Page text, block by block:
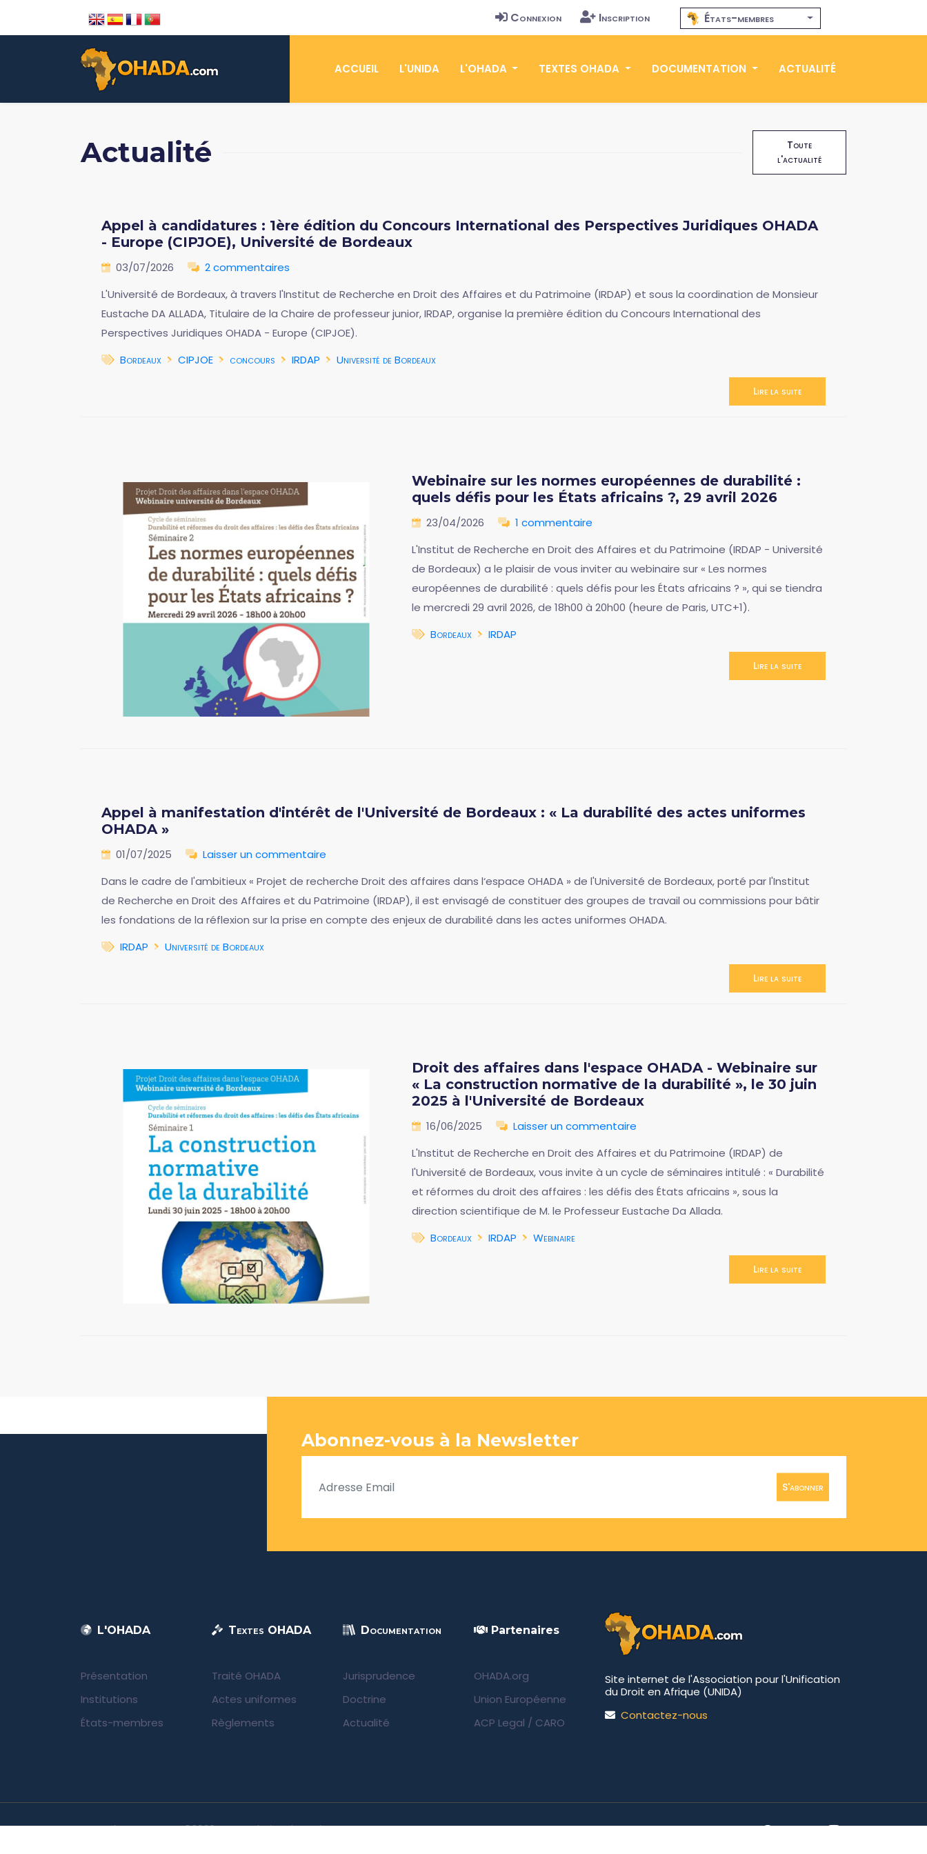
Connexion Inscription États-membres
ACCUEIL L'UNIDA L'OHADA TEXTES OHADA DOCUMENTATION ACTUALITÉ
Actualité
Toute
l'actualité
Appel à candidatures : 1ère édition du Concours International des Perspectives Juridiques OHADA
- Europe (CIPJOE), Université de Bordeaux
03/07/2026
2 commentaires
L'Université de Bordeaux, à travers l'Institut de Recherche en Droit des Affaires et du Patrimoine (IRDAP) et sous la coordination de Monsieur
Eustache DA ALLADA, Titulaire de la Chaire de professeur junior, IRDAP, organise la première édition du Concours International des
Perspectives Juridiques OHADA - Europe (CIPJOE).
Bordeaux
CIPJOE concours IRDAP Université de Bordeaux
Lire la suite
Webinaire sur les normes européennes de durabilité :
quels défis pour les États africains ?, 29 avril 2026
23/04/2026
1 commentaire
L'Institut de Recherche en Droit des Affaires et du Patrimoine (IRDAP - Université
de Bordeaux) a le plaisir de vous inviter au webinaire sur « Les normes
européennes de durabilité : quels défis pour les États africains ? », qui se tiendra
le mercredi 29 avril 2026, de 18h00 à 20h00 (heure de Paris, UTC+1).
Bordeaux
IRDAP
Lire la suite
Appel à manifestation d'intérêt de l'Université de Bordeaux : « La durabilité des actes uniformes
OHADA »
01/07/2025
Laisser un commentaire
Dans le cadre de l'ambitieux « Projet de recherche Droit des affaires dans l‘espace OHADA » de l'Université de Bordeaux, porté par l'Institut
de Recherche en Droit des Affaires et du Patrimoine (IRDAP), il est envisagé de constituer des groupes de travail ou commissions pour bâtir
les fondations de la réflexion sur la prise en compte des enjeux de durabilité dans les actes uniformes OHADA.
IRDAP
Université de Bordeaux
Lire la suite
Droit des affaires dans l'espace OHADA - Webinaire sur
« La construction normative de la durabilité », le 30 juin
2025 à l'Université de Bordeaux
16/06/2025
Laisser un commentaire
L'Institut de Recherche en Droit des Affaires et du Patrimoine (IRDAP) de
l'Université de Bordeaux, vous invite à un cycle de séminaires intitulé : « Durabilité
et réformes du droit des affaires : les défis des États africains », sous la
direction scientifique de M. le Professeur Eustache Da Allada.
Bordeaux
IRDAP Webinaire
Lire la suite
Abonnez-vous à la Newsletter
S'abonner
L'OHADA
Présentation
Institutions
États-membres
Textes OHADA
Traité OHADA
Actes uniformes
Règlements
Documentation
Jurisprudence
Doctrine
Actualité
Partenaires
OHADA.org
Union Européenne
ACP Legal / CARO
Site internet de l'Association pour l'Unification
du Droit en Afrique (UNIDA)
Contactez-nous
UNIDA | OHADA.com©2026 • Tous droits réservés